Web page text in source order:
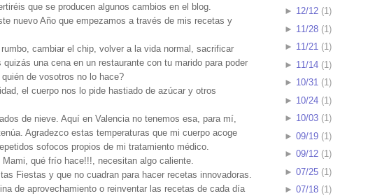
que se producen algunos cambios en el blog.
nuevo Año que empezamos a través de mis recetas y
cambiar el chip, volver a la vida normal, sacrificar
una cena en un restaurante con tu marido para poder
de vosotros no lo hace?
el cuerpo nos lo pide hastiado de azúcar y otros
de nieve. Aquí en Valencia no tenemos esa, para mí,
Agradezco estas temperaturas que mi cuerpo acoge
sofocos propios de mi tratamiento médico.
qué frío hace!!!, necesitan algo caliente.
Fiestas y que no cuadran para hacer recetas innovadoras.
de aprovechamiento o reinventar las recetas de cada día
► 12/12(1)
► 11/28(1)
► 11/21(1)
► 11/14(1)
► 10/31(1)
► 10/24(1)
► 10/03(1)
► 09/19(1)
► 09/12(1)
► 07/25(1)
► 07/18(1)